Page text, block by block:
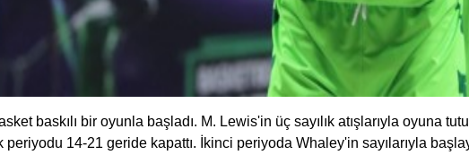
baskılı bir oyunla başladı. M. Lewis'in üç sayılık atışlarıyla oyuna
periyodu 14-21 geride kapattı. İkinci periyoda Whaley'in sayılarıyla